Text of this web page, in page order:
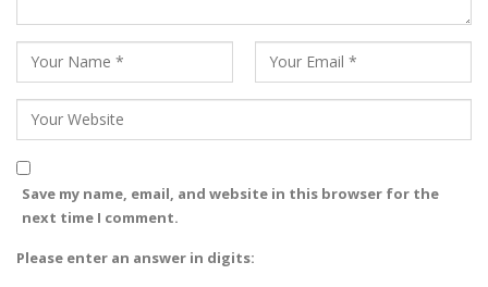
Save my name, email, and website in this browser for the
next time I comment.
Please enter an answer in digits: